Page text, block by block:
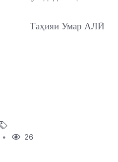
Таҳияи Умар АЛӢ
26